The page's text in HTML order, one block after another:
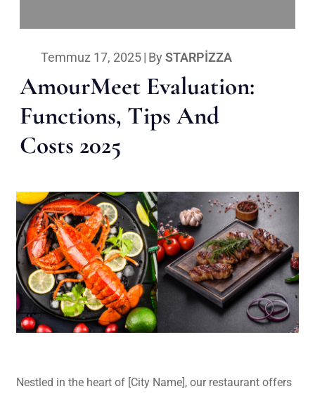
Temmuz 17, 2025| By STARPIZZA
AmourMeet Evaluation:
Functions, Tips And
Costs 2025
Nestled in the heart of [City Name], our restaurant offers